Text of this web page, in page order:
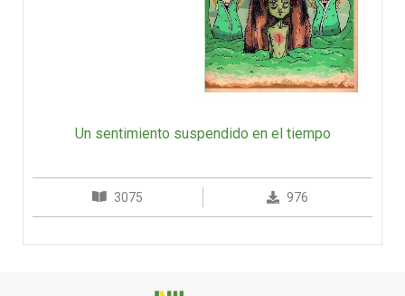
Un sentimiento suspendido en el tiempo
3075 976